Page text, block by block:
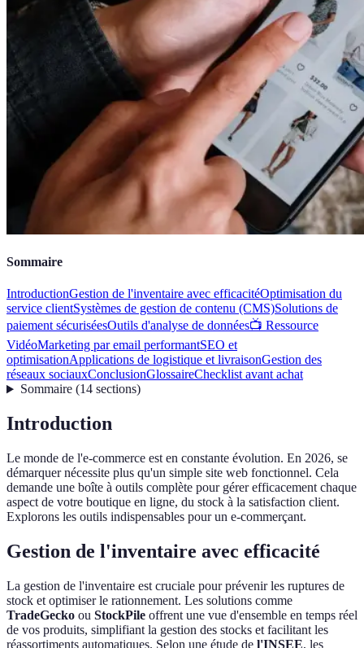
Sommaire
IntroductionGestion de l'inventaire avec efficacitéOptimisation du
service clientSystèmes de gestion de contenu (CMS)Solutions de
paiement sécuriséesOutils d'analyse de données📺 Ressource
VidéoMarketing par email performantSEO et
optimisationApplications de logistique et livraisonGestion des
réseaux sociauxConclusionGlossaireChecklist avant achat
Sommaire(14 sections)
Introduction
Le monde de l'e-commerce est en constante évolution. En 2026, se
démarquer nécessite plus qu'un simple site web fonctionnel. Cela
demande une boîte à outils complète pour gérer efficacement chaque
aspect de votre boutique en ligne, du stock à la satisfaction client.
Explorons les outils indispensables pour un e-commerçant.
Gestion de l'inventaire avec efficacité
La gestion de l'inventaire est cruciale pour prévenir les ruptures de
stock et optimiser le rationnement. Les solutions comme
TradeGecko ou StockPile offrent une vue d'ensemble en temps réel
de vos produits, simplifiant la gestion des stocks et facilitant les
réassortiments automatiques. Selon une étude de l'INSEE, les